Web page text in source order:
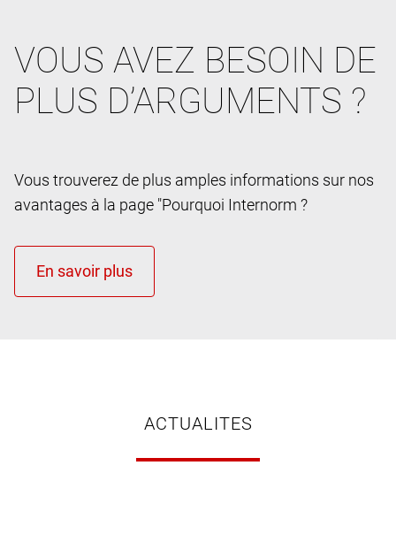
VOUS AVEZ BESOIN DE
PLUS D’ARGUMENTS ?
Vous trouverez de plus amples informations sur nos
avantages à la page "Pourquoi Internorm ?
ACTUALITES